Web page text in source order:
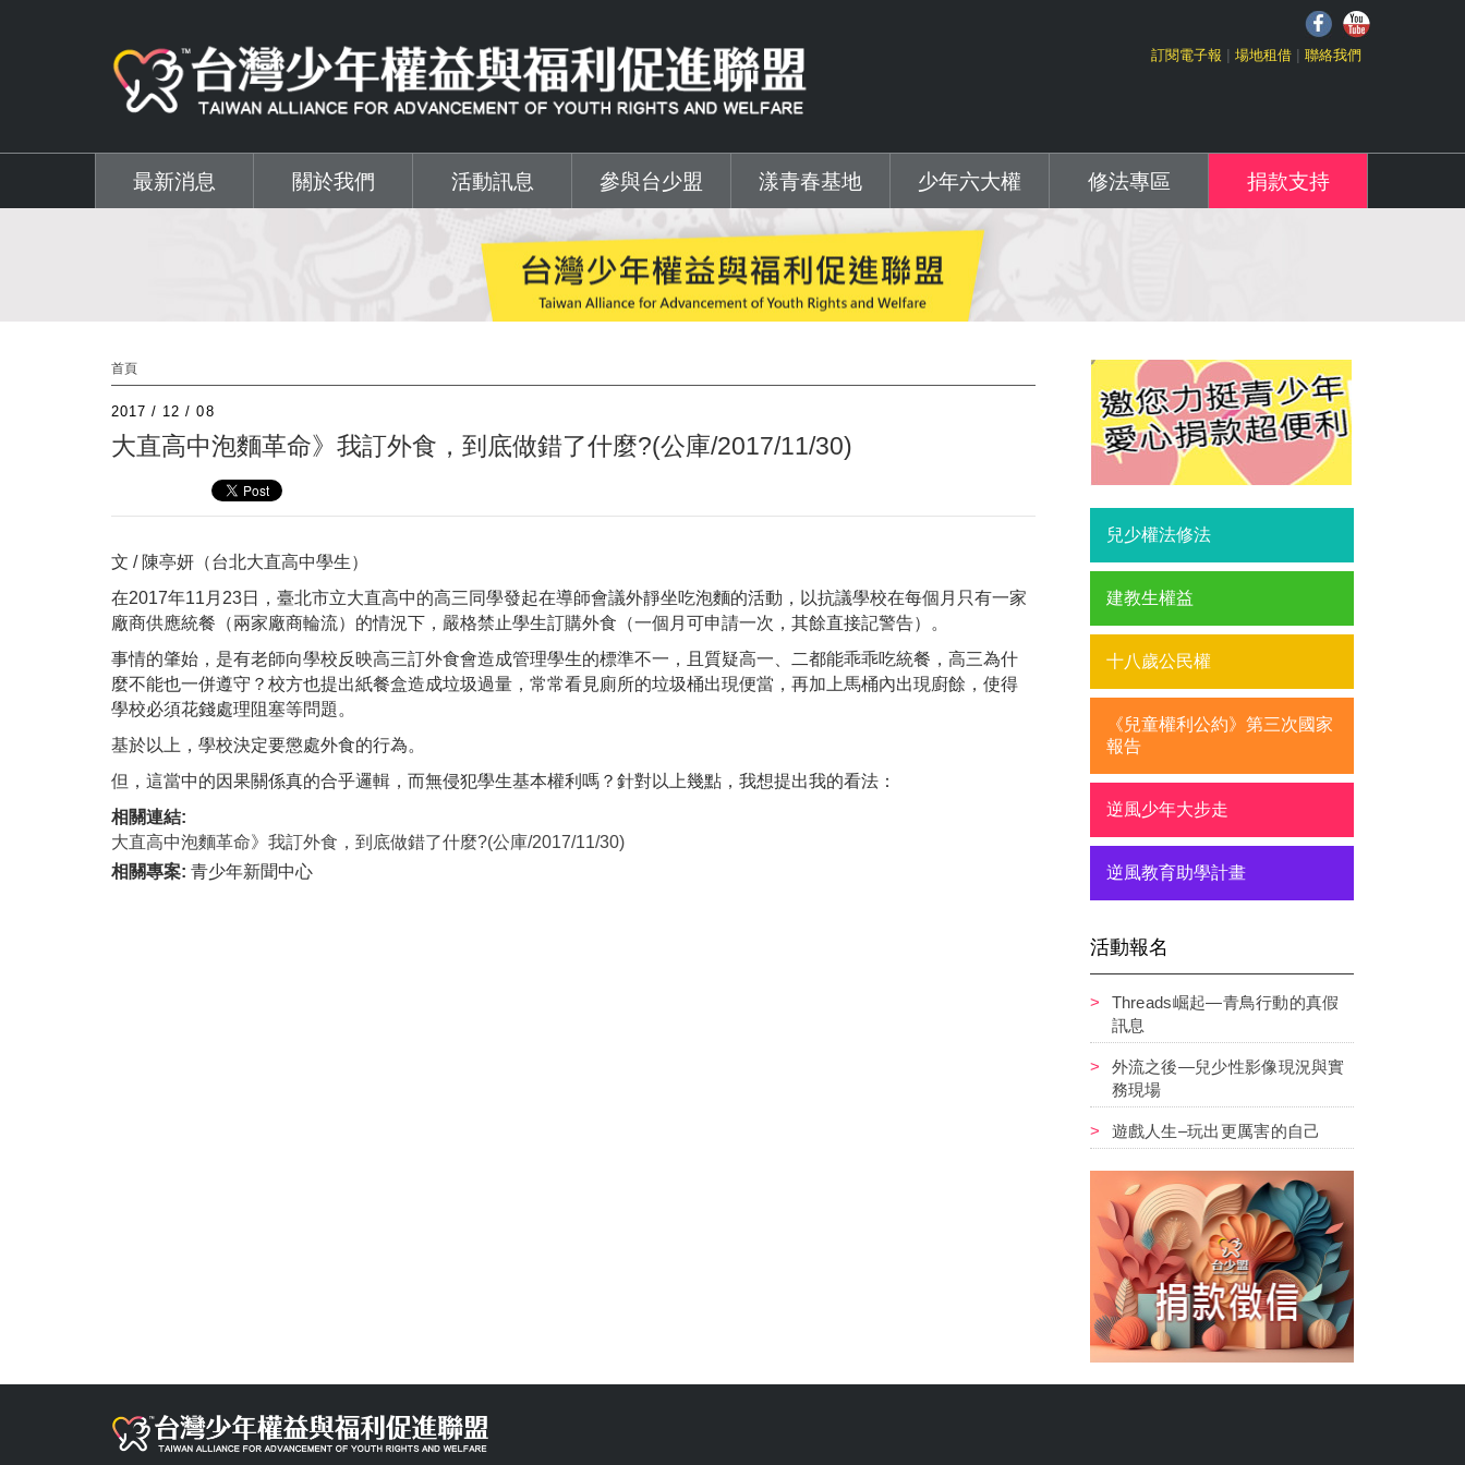
訂閱電子報 場地租借 聯絡我們
最新消息 關於我們 活動訊息 參與台少盟 漾青春基地 少年六大權 修法專區 捐款支持
首頁
2017 / 12 / 08
大直高中泡麵革命》我訂外食，到底做錯了什麼?(公庫/2017/11/30)
文 / 陳亭妍（台北大直高中學生）
在2017年11月23日，臺北市立大直高中的高三同學發起在導師會議外靜坐吃泡麵的活動，以抗議學校在每個月只有一家
廠商供應統餐（兩家廠商輪流）的情況下，嚴格禁止學生訂購外食（一個月可申請一次，其餘直接記警告）。
事情的肇始，是有老師向學校反映高三訂外食會造成管理學生的標準不一，且質疑高一、二都能乖乖吃統餐，高三為什
麼不能也一併遵守？校方也提出紙餐盒造成垃圾過量，常常看見廁所的垃圾桶出現便當，再加上馬桶內出現廚餘，使得
學校必須花錢處理阻塞等問題。
基於以上，學校決定要懲處外食的行為。
但，這當中的因果關係真的合乎邏輯，而無侵犯學生基本權利嗎？針對以上幾點，我想提出我的看法：
相關連結:
大直高中泡麵革命》我訂外食，到底做錯了什麼?(公庫/2017/11/30)
相關專案: 青少年新聞中心
兒少權法修法
建教生權益
十八歲公民權
《兒童權利公約》第三次國家
報告
逆風少年大步走
逆風教育助學計畫
活動報名
Threads崛起—青鳥行動的真假
訊息
外流之後—兒少性影像現況與實
務現場
遊戲人生–玩出更厲害的自己